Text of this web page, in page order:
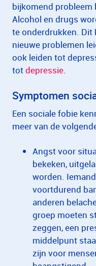
bijkomend probleem
Alcohol en drugs
te onderdrukken. Dit
nieuwe problemen
ook leiden tot
totdepressie.
Symptomen
Een sociale fobie
meer van de
Angst voor
bekeken,
worden.
voortdurend
anderen
groep moeten
zeggen, een
middelpunt
zijn voor